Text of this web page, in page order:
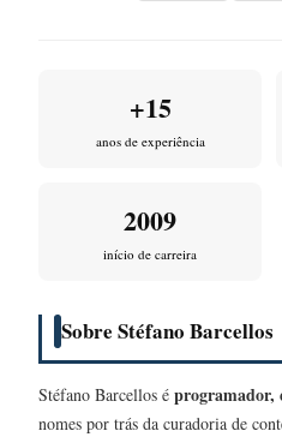
+15
anos de experiência
2009
início de carreira
Sobre Stéfano Barcellos
Stéfano Barcellos é programador,
nomes por trás da curadoria de